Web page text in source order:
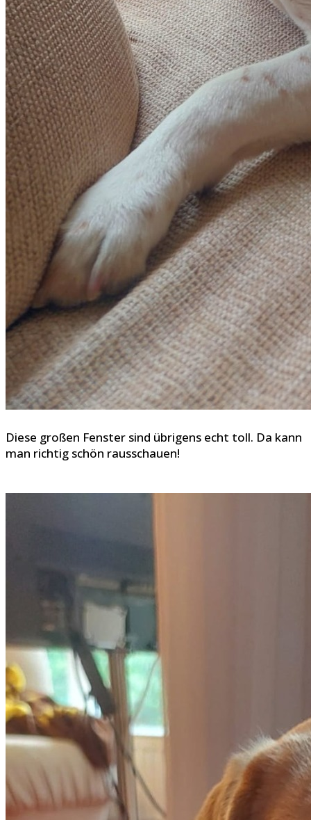
Diese großen Fenster sind übrigens echt toll. Da kann
man richtig schön rausschauen!